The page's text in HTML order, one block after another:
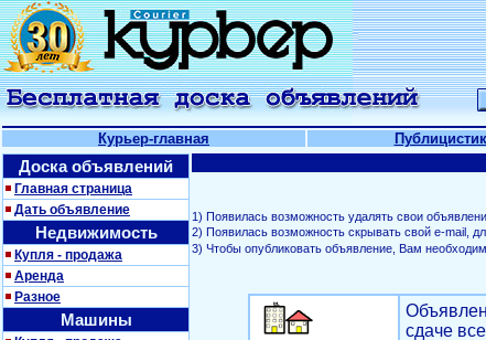
Курьер-главная
Доска объявлений
Главная страница
Дать объявление
Недвижимость
Купля - продажа
Аренда
Разное
Машины
1) Появилась возможность удалять свои
2) Появилась возможность скрывать свой е-mail,
3) Чтобы опубликовать объявление, Вам
сдаче